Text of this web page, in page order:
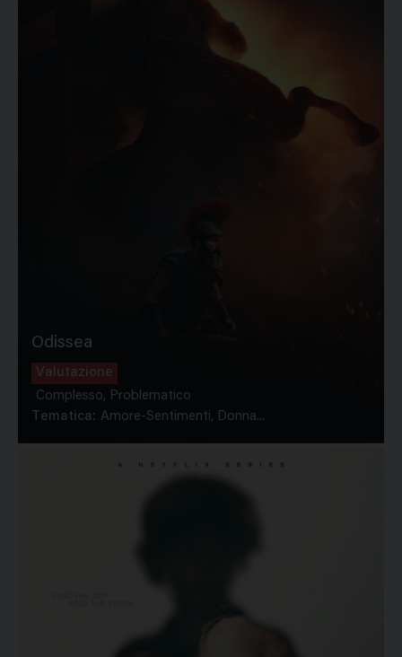
Odissea
Valutazione
Complesso, Problematico
Tematica: Amore-Sentimenti, Donna...